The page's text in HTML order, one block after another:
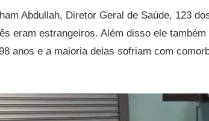
Abdullah, Diretor Geral de Saúde, 123
eram estrangeiros. Além disso ele
anos e a maioria delas sofriam com